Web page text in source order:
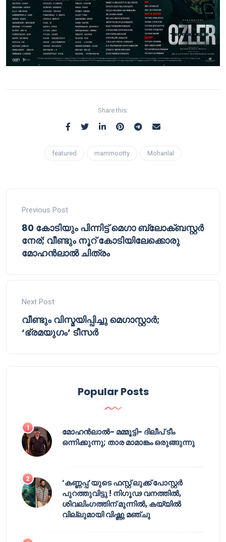
Share this:
featured mammootty Mohanlal
Previous Post
80 കോടിയും പിന്നിട്ട് മെഗാ ബ്ലോക്‌ബസ്റ്റർ
നേര്; വീണ്ടും നൂറ് കോടിയിലേക്കൊരു
മോഹൻലാൽ ചിത്രം
Next Post
വീണ്ടും വിസ്മയിപ്പിച്ചു മെഗാസ്റ്റാർ;
‘ഭ്രമയുഗം’ ടീസർ
Popular Posts
മോഹൻലാൽ- മമ്മൂട്ടി- ദിലീപ് ടീം
ഒന്നിക്കുന്നു; താര മാമാങ്കം ഒരുങ്ങുന്നു
‘കണ്ണപ്പ’യുടെ ഫസ്റ്റ് ലുക്ക് പോസ്റ്റർ
പുറത്തുവിട്ടു ! നിഗൂഢ വനത്തിൽ,
ശിവലിംഗത്തിന് മുന്നിൽ, കയ്യിൽ
വില്ലുമായി വിഷ്ണു മഞ്ചു